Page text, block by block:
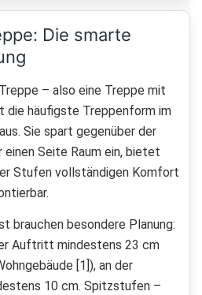
Die smarte
– also eine Treppe mit
die häufigste Treppenform im
Sie spart gegenüber der
Seite Raum ein, bietet
Stufen vollständigen Komfort
brauchen besondere Planung:
Auftritt mindestens 23 cm
[1]), an der
10 cm. Spitzstufen –